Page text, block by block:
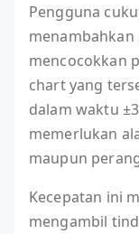
Pengguna
mencocokkan
chart yang
dalam waktu
memerlukan
maupun
Kecepatan ini
mengambil